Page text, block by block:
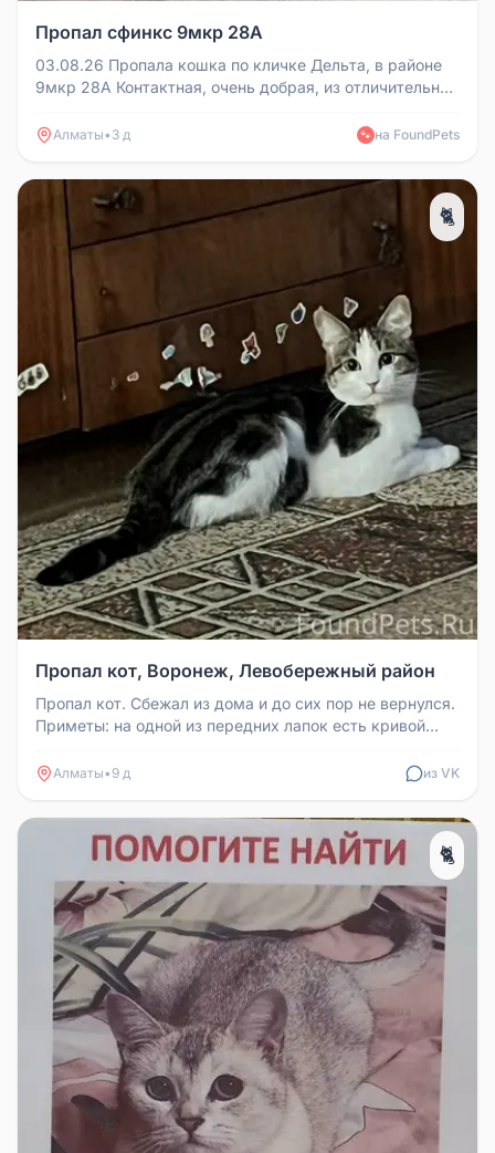
Пропал сфинкс 9мкр 28А
03.08.26 Пропала кошка по кличке Дельта, в районе
9мкр 28А Контактная, очень добрая, из отличительных
Алматы• 3 д 🐾 на FoundPets
🐈
Пропал кот, Воронеж, Левобережный район
Пропал кот. Сбежал из дома и до сих пор не вернулся.
Приметы: на одной из передних лапок есть кривой
Алматы• 9 д из VK
🐈